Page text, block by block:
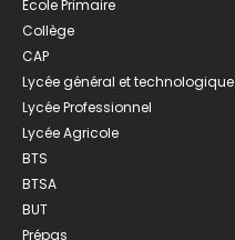
Ecole Primaire
Collège
CAP
Lycée général et technologique
Lycée Professionnel
Lycée Agricole
BTS
BTSA
BUT
Prépas